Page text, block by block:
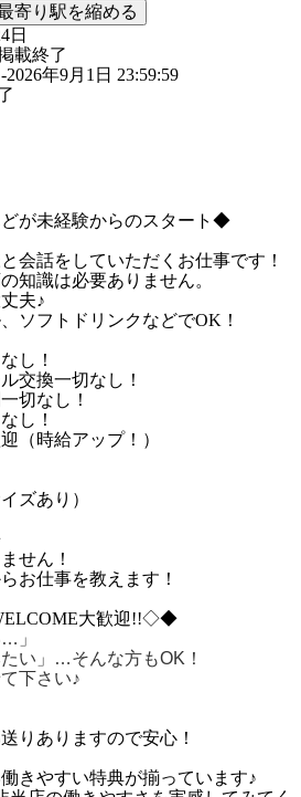
寄り駅を縮める
日
載終了
年9月1日 23:59:59
が未経験からのスタート◆
会話をしていただくお仕事です！
知識は必要ありません。
夫♪
ソフトドリンクなどでOK！
し！
交換一切なし！
切なし！
し！
（時給アップ！）
ズあり）
せん！
お仕事を教えます！
大歓迎!!◇◆
」
い」…そんな方もOK！
下さい♪
りありますので安心！
きやすい特典が揃っています♪